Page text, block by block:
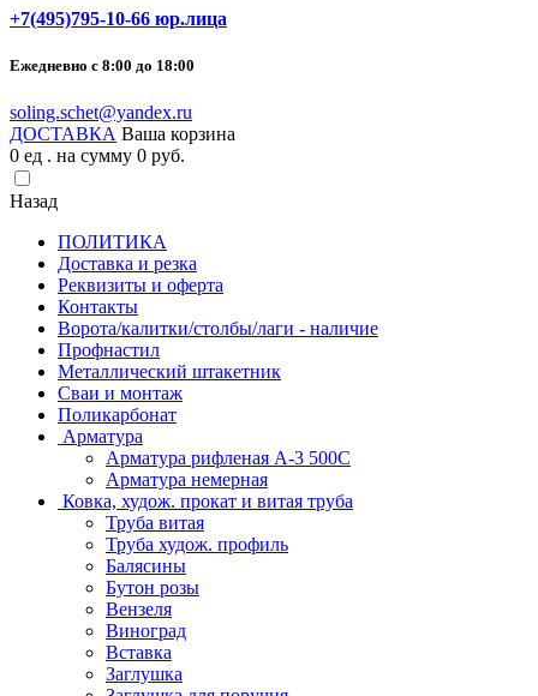
+7(495)795-10-66 юр.лица
Ежедневно с 8:00 до 18:00
soling.schet@yandex.ru
ДОСТАВКА Ваша корзина
0 ед . на сумму 0 pуб.
Назад
ПОЛИТИКА
Доставка и резка
Реквизиты и оферта
Контакты
Ворота/калитки/столбы/лаги - наличие
Профнастил
Металлический штакетник
Сваи и монтаж
Поликарбонат
Арматура
Арматура рифленая А-3 500С
Арматура немерная
Ковка, худож. прокат и витая труба
Труба витая
Труба худож. профиль
Балясины
Бутон розы
Вензеля
Виноград
Вставка
Заглушка